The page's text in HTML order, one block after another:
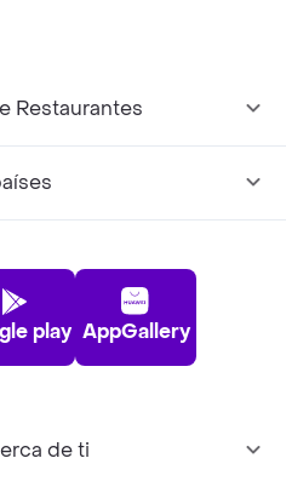
Restaurantes
play AppGallery
de ti